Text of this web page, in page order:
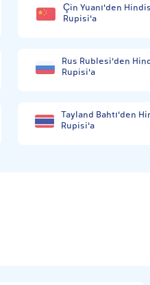
Çin Yuanı'den
Rupisi'a
Rus Rublesi'den
Rupisi'a
Tayland Bahtı'den
Rupisi'a